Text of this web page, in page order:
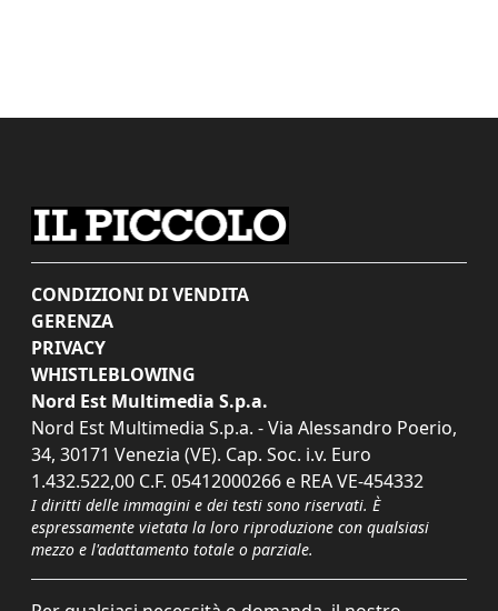
CONDIZIONI DI VENDITA
GERENZA
PRIVACY
WHISTLEBLOWING
Nord Est Multimedia S.p.a.
Nord Est Multimedia S.p.a. - Via Alessandro Poerio,
34, 30171 Venezia (VE). Cap. Soc. i.v. Euro
1.432.522,00 C.F. 05412000266 e REA VE-454332
I diritti delle immagini e dei testi sono riservati. È
espressamente vietata la loro riproduzione con qualsiasi
mezzo e l'adattamento totale o parziale.